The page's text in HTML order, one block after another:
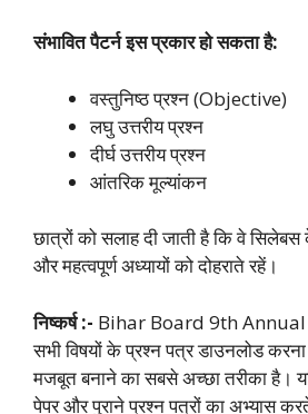
संभावित पैटर्न इस प्रकार हो सकता है:
वस्तुनिष्ठ प्रश्न (Objective)
लघु उत्तरीय प्रश्न
दीर्घ उत्तरीय प्रश्न
आंतरिक मूल्यांकन
छात्रों को सलाह दी जाती है कि वे
और महत्वपूर्ण अध्यायों को दोहराते रहें।
निष्कर्ष :- Bihar Board 9th Annual
सभी विषयों के प्रश्न पत्र डाउनलोड
मजबूत बनाने का सबसे अच्छा तरीका है।
पेपर और पुराने प्रश्न पत्रों का अभ्यास करते